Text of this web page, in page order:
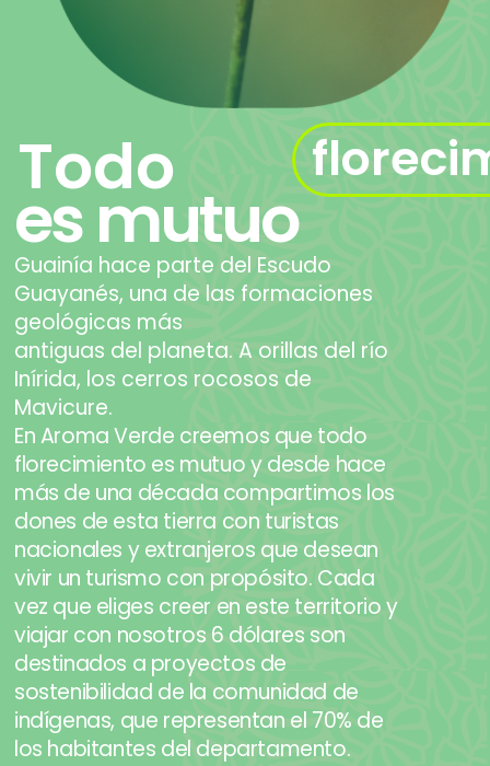
Todo
es mutuo
Guainía hace parte del Escudo
Guayanés, una de las formaciones
geológicas más
antiguas del planeta. A orillas del río
Inírida, los cerros rocosos de
Mavicure.
EnAroma Verde creemos que todo
florecimiento es mutuo y desde hace
más de una década compartimos los
dones de esta tierra con turistas
nacionales y extranjeros que desean
vivir un turismo con propósito. Cada
vez que eliges creer en este territorio y
viajar con nosotros 6 dólares son
destinados a proyectos de
sostenibilidad de la comunidad de
indígenas, que representan el 70% de
los habitantes del departamento.